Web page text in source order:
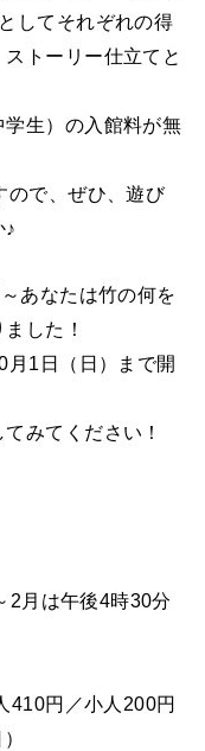
してそれぞれの得
トーリー仕立てと
生）の入館料が無
ので、ぜひ、遊び
♪
あなたは竹の何を
した！
月1日（日）まで開
みてください！
2月は午後4時30分
410円／小人200円